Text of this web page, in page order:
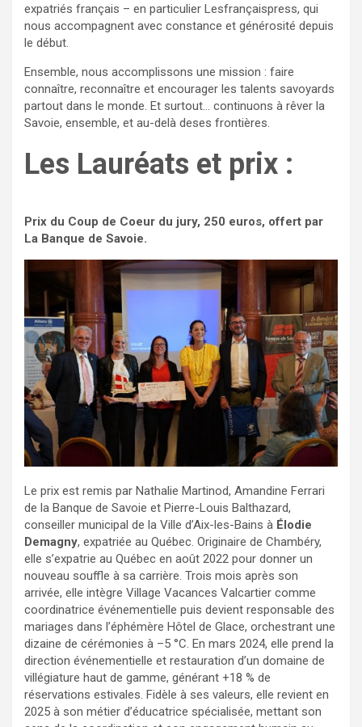
expatriés français – en particulier Lesfrançaispress, qui
nous accompagnent avec constance et générosité depuis
le début.
Ensemble, nous accomplissons une mission : faire
connaître, reconnaître et encourager les talents savoyards
partout dans le monde. Et surtout… continuons à rêver la
Savoie, ensemble, et au-delà deses frontières.
Les Lauréats et prix :
Prix du Coup de Coeur du jury, 250 euros, offert par
La Banque de Savoie.
Le prix est remis par Nathalie Martinod, Amandine Ferrari
de la Banque de Savoie et Pierre-Louis Balthazard,
conseiller municipal de la Ville d’Aix-les-Bains à Élodie
Demagny, expatriée au Québec. Originaire de Chambéry,
elle s’expatrie au Québec en août 2022 pour donner un
nouveau souffle à sa carrière. Trois mois après son
arrivée, elle intègre Village Vacances Valcartier comme
coordinatrice événementielle puis devient responsable des
mariages dans l’éphémère Hôtel de Glace, orchestrant une
dizaine de cérémonies à –5 °C. En mars 2024, elle prend la
direction événementielle et restauration d’un domaine de
villégiature haut de gamme, générant +18 % de
réservations estivales. Fidèle à ses valeurs, elle revient en
2025 à son métier d’éducatrice spécialisée, mettant son